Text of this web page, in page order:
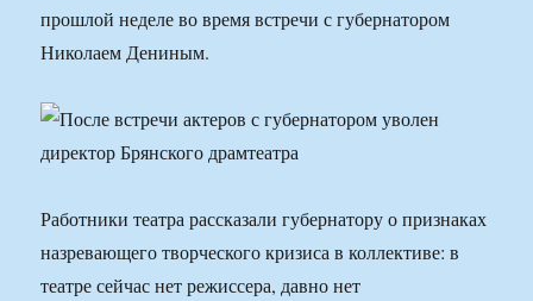
прошлой неделе во время встречи с губернатором
Николаем Дениным.
Работники театра рассказали губернатору о признаках
назревающего творческого кризиса в коллективе: в
театре сейчас нет режиссера, давно нет